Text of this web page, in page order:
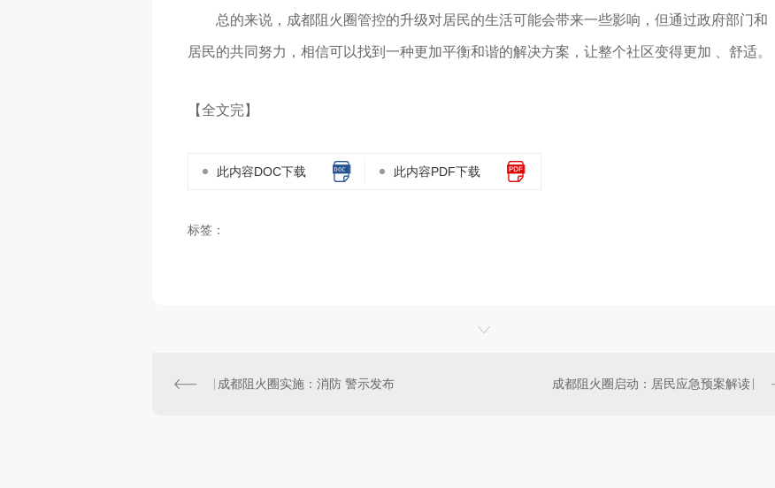
总的来说，成都阻火圈管控的升级对居民的生活可能会带来一些影响，但通过政府部门和
居民的共同努力，相信可以找到一种更加平衡和谐的解决方案，让整个社区变得更加 、舒适。
【全文完】
此内容DOC下载 此内容PDF下载
标签：
成都阻火圈实施：消防 警示发布 成都阻火圈启动：居民应急预案解读